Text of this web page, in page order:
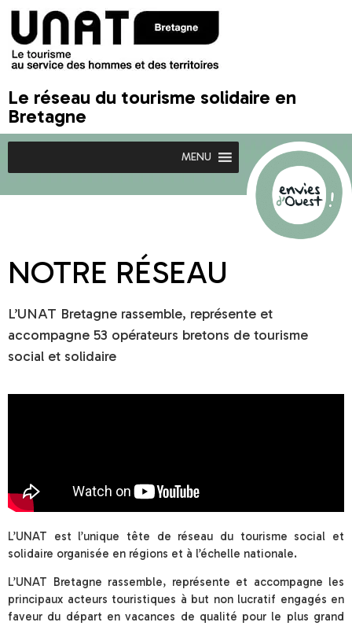
Le réseau du tourisme solidaire en
Bretagne
MENU
NOTRE RÉSEAU
L’UNAT Bretagne rassemble, représente et
accompagne 53 opérateurs bretons de tourisme
social et solidaire
L’UNAT est l’unique tête de réseau du tourisme social et
solidaire organisée en régions et à l’échelle nationale.
L’UNAT Bretagne rassemble, représente et accompagne les
principaux acteurs touristiques à but non lucratif engagés en
faveur du départ en vacances de qualité pour le plus grand